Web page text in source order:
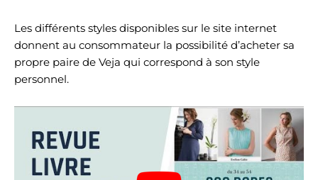
Les différents styles disponibles sur le site internet
donnent au consommateur la possibilité d’acheter sa
propre paire de Veja qui correspond à son style
personnel.